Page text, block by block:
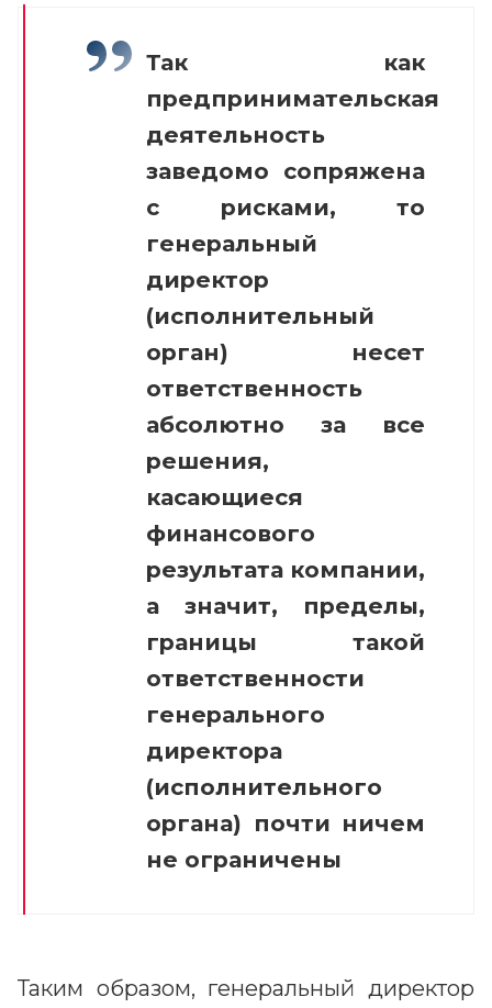
Так как
предпринимательская
деятельность
заведомо сопряжена
с рисками, то
генеральный
директор
(исполнительный
орган) несет
ответственность
абсолютно за все
решения,
касающиеся
финансового
результата компании,
а значит, пределы,
границы такой
ответственности
генерального
директора
(исполнительного
органа) почти ничем
не ограничены
Таким образом, генеральный директор